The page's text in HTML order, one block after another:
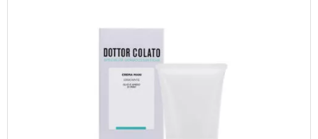
da
€13,00
€23,00